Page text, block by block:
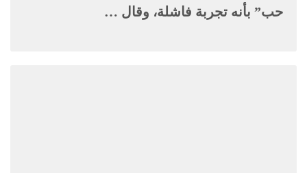
حب” بأنه تجربة فاشلة، وقال …